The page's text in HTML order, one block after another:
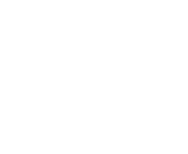
ね！